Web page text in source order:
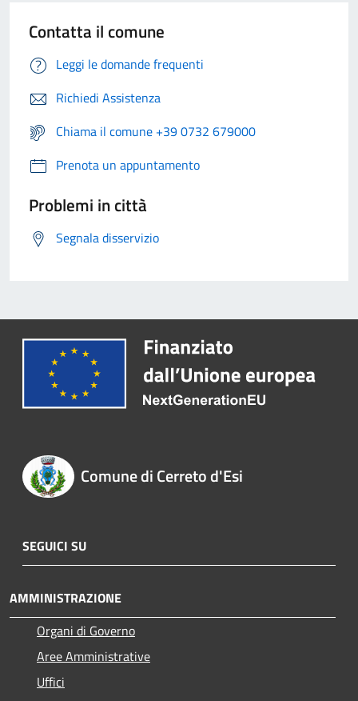
Contatta il comune
Leggi le domande frequenti
Richiedi Assistenza
Chiama il comune +39 0732 679000
Prenota un appuntamento
Problemi in città
Segnala disservizio
Comune di Cerreto d'Esi
SEGUICI SU
AMMINISTRAZIONE
Organi di Governo
Aree Amministrative
Uffici